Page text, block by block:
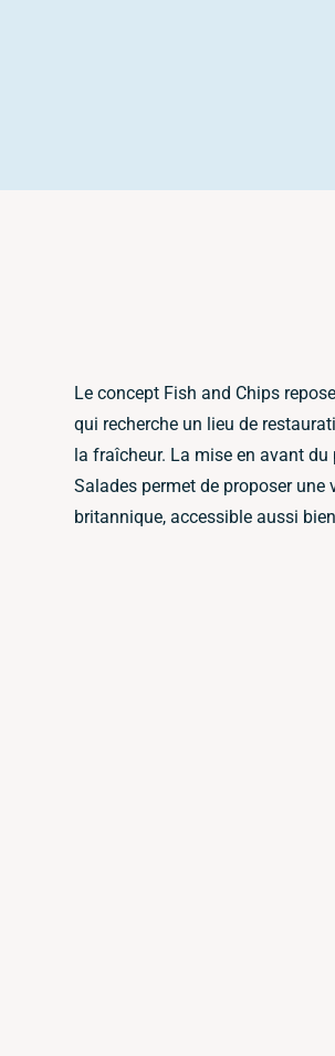
Le concept Fish and Chips
qui recherche un lieu de
la fraîcheur. La mise en avant
Salades permet de proposer
britannique, accessible aussi